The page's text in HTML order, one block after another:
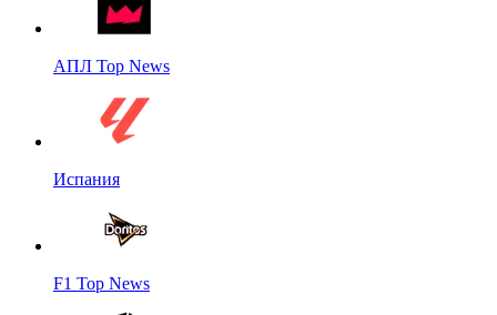
АПЛ Top News
Испания
F1 Top News